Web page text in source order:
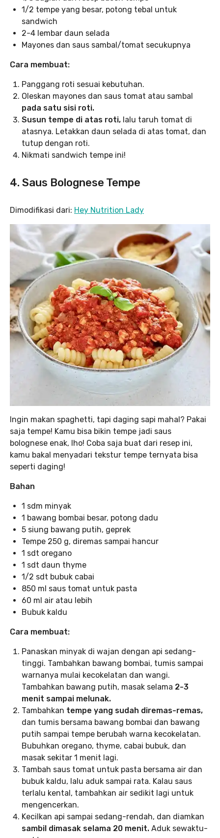
1/2 tempe yang besar, potong tebal untuk
sandwich
2-4 lembar daun selada
Mayones dan saus sambal/tomat secukupnya
Cara membuat:
Panggang roti sesuai kebutuhan.
Oleskan mayones dan saus tomat atau sambal
pada satu sisi roti.
Susun tempe di atas roti, lalu taruh tomat di
atasnya. Letakkan daun selada di atas tomat, dan
tutup dengan roti.
Nikmati sandwich tempe ini!
4. Saus Bolognese Tempe
Dimodifikasi dari: Hey Nutrition Lady
Ingin makan spaghetti, tapi daging sapi mahal? Pakai
saja tempe! Kamu bisa bikin tempe jadi saus
bolognese enak, lho! Coba saja buat dari resep ini,
kamu bakal menyadari tekstur tempe ternyata bisa
seperti daging!
Bahan
1 sdm minyak
1 bawang bombai besar, potong dadu
5 siung bawang putih, geprek
Tempe 250 g, diremas sampai hancur
1 sdt oregano
1 sdt daun thyme
1/2 sdt bubuk cabai
850 ml saus tomat untuk pasta
60 ml air atau lebih
Bubuk kaldu
Cara membuat:
Panaskan minyak di wajan dengan api sedang-
tinggi. Tambahkan bawang bombai, tumis sampai
warnanya mulai kecokelatan dan wangi.
Tambahkan bawang putih, masak selama 2-3
menit sampai melunak.
Tambahkan tempe yang sudah diremas-remas,
dan tumis bersama bawang bombai dan bawang
putih sampai tempe berubah warna kecokelatan.
Bubuhkan oregano, thyme, cabai bubuk, dan
masak sekitar 1 menit lagi.
Tambah saus tomat untuk pasta bersama air dan
bubuk kaldu, lalu aduk sampai rata. Kalau saus
terlalu kental, tambahkan air sedikit lagi untuk
mengencerkan.
Kecilkan api sampai sedang-rendah, dan diamkan
sambil dimasak selama 20 menit. Aduk sewaktu-